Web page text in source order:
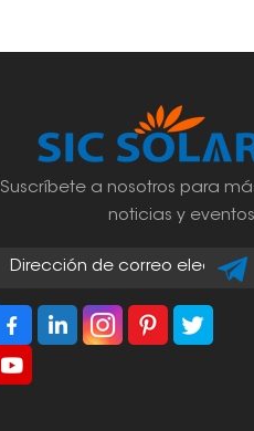
Suscríbete a nosotros para
noticias y